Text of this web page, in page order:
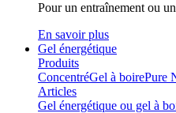
Pour un entraînement ou
En savoir plus
Gel énergétique
Produits
ConcentréGel à boirePure
Articles
Gel énergétique ou gel à